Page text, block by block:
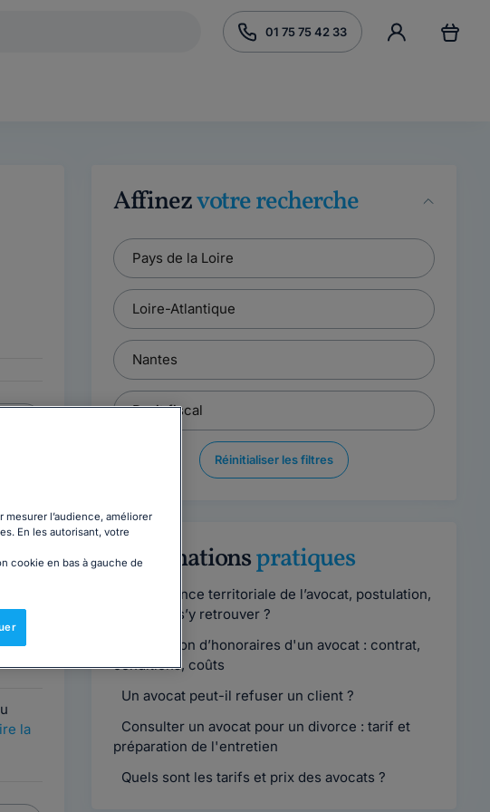
01 75 75 42 33
la
la
Affinezvotre recherche
Réinitialiser les filtres
Informationspratiques
Compétence territoriale de l’avocat, postulation,
comment s’y retrouver ?
Convention d’honoraires d'un avocat : contrat,
conditions, coûts
Un avocat peut-il refuser un client ?
Consulter un avocat pour un divorce : tarif et
préparation de l'entretien
Quels sont les tarifs et prix des avocats ?
l’audience, améliorer
En les autorisant, votre
cookie en bas à gauche de